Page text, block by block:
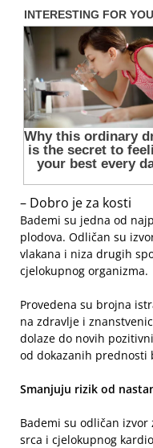
– Dobro je za kosti
Bademi su jedna od
plodova. Odličan su
vlakana i niza drugih
cjelokupnog organizma.
Provedena su brojna
na zdravlje i
dolaze do novih
od dokazanih prednosti
Smanjuju rizik od
Bademi su odličan
srca i cjelokupnog